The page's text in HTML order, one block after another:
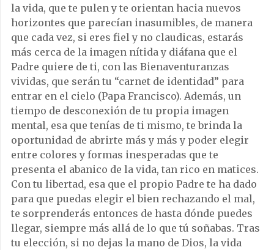
la vida, que te pulen y te orientan hacia nuevos
horizontes que parecían inasumibles, de manera
que cada vez, si eres fiel y no claudicas, estarás
más cerca de la imagen nítida y diáfana que el
Padre quiere de ti, con las Bienaventuranzas
vividas, que serán tu “carnet de identidad” para
entrar en el cielo (Papa Francisco). Además, un
tiempo de desconexión de tu propia imagen
mental, esa que tenías de ti mismo, te brinda la
oportunidad de abrirte más y más y poder elegir
entre colores y formas inesperadas que te
presenta el abanico de la vida, tan rico en matices.
Con tu libertad, esa que el propio Padre te ha dado
para que puedas elegir el bien rechazando el mal,
te sorprenderás entonces de hasta dónde puedes
llegar, siempre más allá de lo que tú soñabas. Tras
tu elección, si no dejas la mano de Dios, la vida